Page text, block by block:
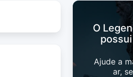
O
Ajude a
ar,